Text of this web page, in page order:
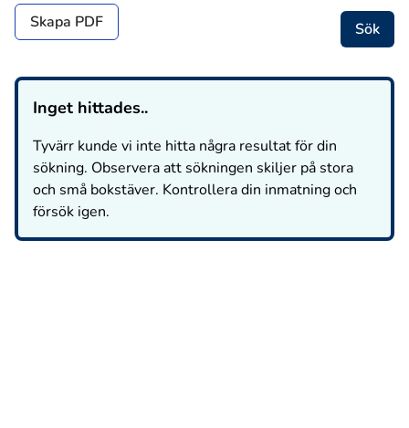
Skapa PDF
Inget hittades..
Tyvärr kunde vi inte hitta några resultat för din
sökning. Observera att sökningen skiljer på stora
och små bokstäver. Kontrollera din inmatning och
försök igen.